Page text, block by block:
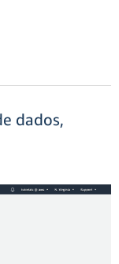
dados,